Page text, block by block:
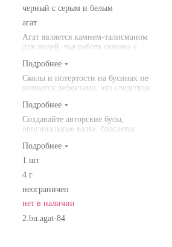
камни
черный с серым и белым
агат
Агат является камнем-талисманом
для людей, чья работа связана с
защищает от энергетического
"вампиризма" со стороны других
людей и способствет укреплению
Подробнее
Сколы и потертости на бусинах не
являются дефектами, это следствие
природного камня. Цвет и размер
товара может отличаться от
представленных на фото.
Подробнее
Создавайте авторские бусы,
оригинальные колье, браслеты,
Комбинируйте различные цвета и
размеры. Фантазируйте!
Подробнее
1 шт
4 г
неограничен
нет в наличии
2.bu.agat-84